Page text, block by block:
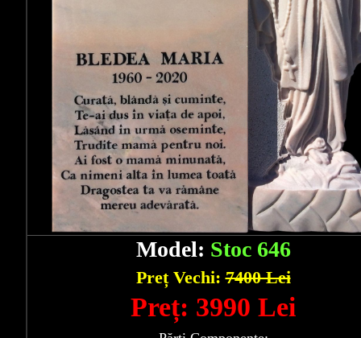
Model: Stoc 646
Preț Vechi:7400 Lei
Preț: 3990 Lei